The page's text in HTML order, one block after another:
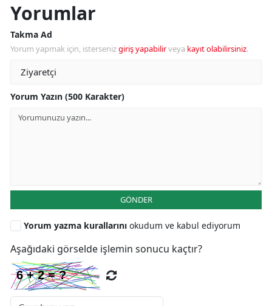
Yorumlar
Takma Ad
Yorum yapmak için, istersenizgiriş yapabilirveya kayıt olabilirsiniz.
Yorum Yazın (500 Karakter)
GÖNDER
Yorum yazma kurallarını okudum ve kabul ediyorum
Aşağıdaki görselde işlemin sonucu kaçtır?